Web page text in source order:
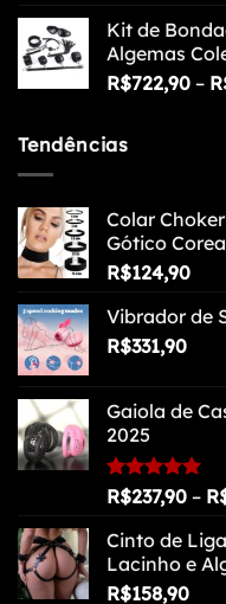
Kit de
Algemas
R$722,90 –
Tendências
Colar
Gótico
R$124,90
Vibrador de
R$331,90
Gaiola de
2025
Avaliação
de 5
R$237,90 –
Cinto de
Lacinho e
R$158,90